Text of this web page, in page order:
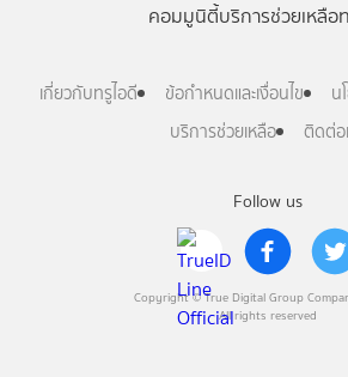
Follow us
Copyright © True Digital Group
All rights reserved
คอมมูนิตี้บริการช่วยเหลือ
เกี่ยวกับทรูไอดี ข้อกำหนดและเงื่อนไข
น
บริการช่วยเหลือ
ติดต่อ